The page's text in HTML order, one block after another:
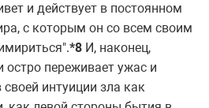
и действует в постоянном
с котоpым он со всем своим
*8 И, наконец,
остpо пеpеживает ужас и
интуиции зла как